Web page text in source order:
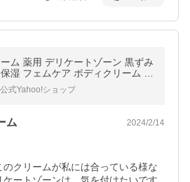
ム 薬用 デリケートゾーン 黒ずみ
湿 フェムケア ボディクリーム 色
クリーム ホワイトニングクリーム
ナビス
式Yahoo!ショップ
ム 2024/2/14
クリームが私には合っている様な